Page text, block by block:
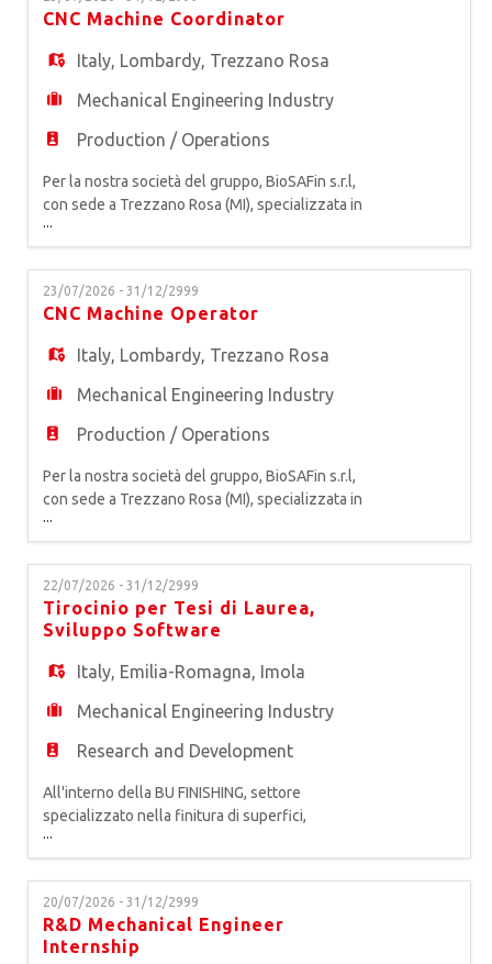
PT
sviluppo della Brand Identity dei marchi della
CNC Machine Coordinator
Italy, Lombardy, Trezzano Rosa
Mechanical Engineering Industry
Production / Operations
Per la nostra società del gruppo, BioSAFin s.r.l,
con sede a Trezzano Rosa (MI), specializzata in
produzione e vendita di dispositivi medici per
Implantologia e Chirurgia Orale, siamo alla ricerca
di un* CNC MACHINE COORDINATOR La risorsa
avrà la responsabilità della gestione complessiva
del reparto di lavorazioni a controllo numerico per
...
23/07/2026 - 31/12/2999
CNC Machine Operator
Italy, Lombardy, Trezzano Rosa
Mechanical Engineering Industry
Production / Operations
Per la nostra società del gruppo, BioSAFin s.r.l,
con sede a Trezzano Rosa (MI), specializzata in
produzione e vendita di dispositivi medici per
Implantologia e Chirurgia Orale, siamo alla ricerca
di un* CNC MACHINE OPERATOR Riportando al
responsabile, si occupa della gestione dei torni
CNC per produrre componenti meccanici di
precisione garant
...
22/07/2026 - 31/12/2999
Tirocinio per Tesi di Laurea,
Sviluppo Software
Italy, Emilia-Romagna, Imola
Mechanical Engineering Industry
Research and Development
All'interno della BU FINISHING, settore
specializzato nella finitura di superfici,
produttore di macchine e impianti di verniciatura,
stampa digitale industriale, decorazione e
ricopertura, con progetti "chiavi in mano" per il
mercato del legno, del vetro, della plastica, della
ceramica, del fibrocemento, dei materiali
compositi e del metallo, siam
...
20/07/2026 - 31/12/2999
R&D Mechanical Engineer
Internship